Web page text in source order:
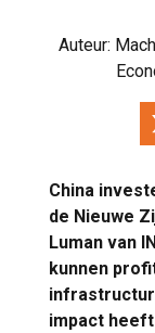
Auteur:
China
de Nieuwe
Luman van
kunnen
impact